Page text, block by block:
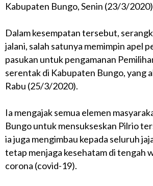
Kabupaten Bungo, Senin (23/3/
Dalam kesempatan tersebut,
jalani, salah satunya memimpin apel
pasukan untuk pengamanan
serentak di Kabupaten Bungo, yang
Rabu (25/3/2020).
Ia mengajak semua elemen
Bungo untuk mensukseskan Pilrio
ia juga mengimbau kepada seluruh
tetap menjaga kesehatam di tengah
corona (covid-19).